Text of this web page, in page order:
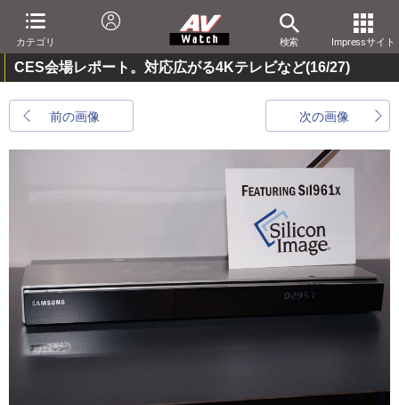
カテゴリ 検索 Impressサイト
CES会場レポート。対応広がる4Kテレビなど(16/27)
前の画像 次の画像